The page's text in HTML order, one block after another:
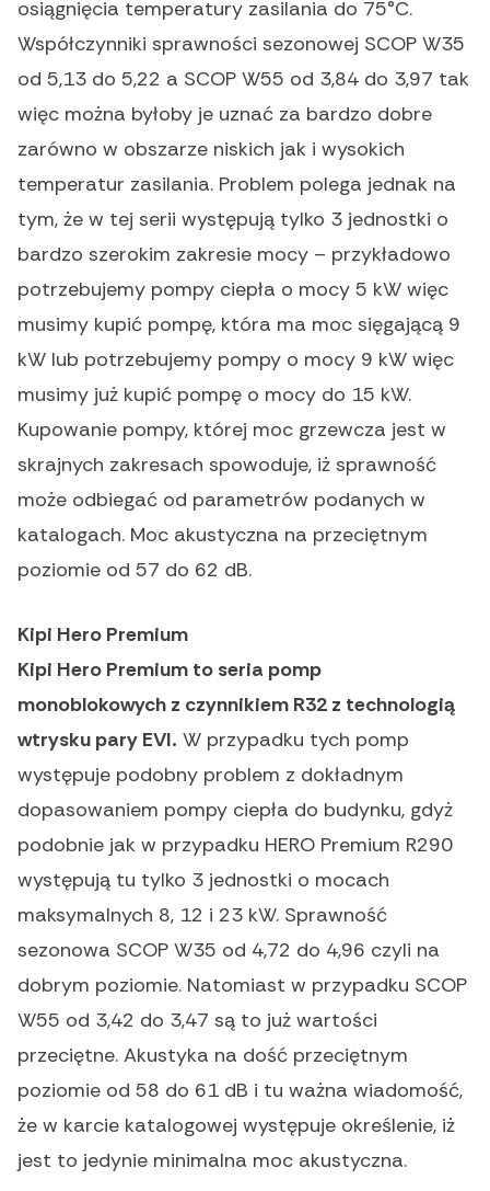
osiągnięcia temperatury zasilania do 75°C.
Współczynniki sprawności sezonowej SCOP W35
od 5,13 do 5,22 a SCOP W55 od 3,84 do 3,97 tak
więc można byłoby je uznać za bardzo dobre
zarówno w obszarze niskich jak i wysokich
temperatur zasilania. Problem polega jednak na
tym, że w tej serii występują tylko 3 jednostki o
bardzo szerokim zakresie mocy – przykładowo
potrzebujemy pompy ciepła o mocy 5 kW więc
musimy kupić pompę, która ma moc sięgającą 9
kW lub potrzebujemy pompy o mocy 9 kW więc
musimy już kupić pompę o mocy do 15 kW.
Kupowanie pompy, której moc grzewcza jest w
skrajnych zakresach spowoduje, iż sprawność
może odbiegać od parametrów podanych w
katalogach. Moc akustyczna na przeciętnym
poziomie od 57 do 62 dB.
Kipi Hero Premium
Kipi Hero Premium to seria pomp
monoblokowych z czynnikiem R32 z technologią
wtrysku pary EVI. W przypadku tych pomp
występuje podobny problem z dokładnym
dopasowaniem pompy ciepła do budynku, gdyż
podobnie jak w przypadku HERO Premium R290
występują tu tylko 3 jednostki o mocach
maksymalnych 8, 12 i 23 kW. Sprawność
sezonowa SCOP W35 od 4,72 do 4,96 czyli na
dobrym poziomie. Natomiast w przypadku SCOP
W55 od 3,42 do 3,47 są to już wartości
przeciętne. Akustyka na dość przeciętnym
poziomie od 58 do 61 dB i tu ważna wiadomość,
że w karcie katalogowej występuje określenie, iż
jest to jedynie minimalna moc akustyczna.